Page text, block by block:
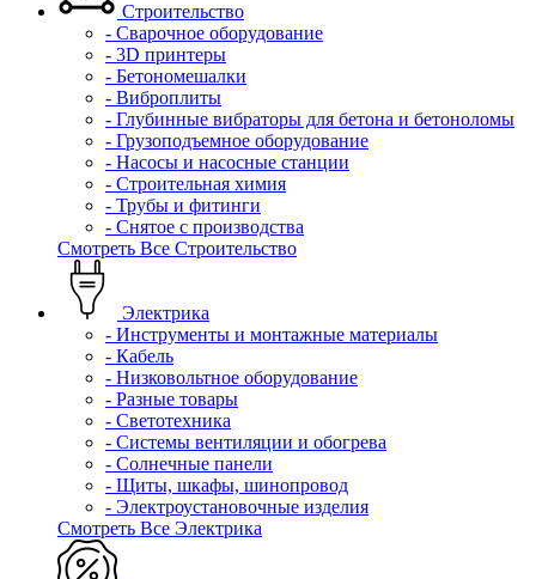
Строительство
- Сварочное оборудование
- 3D принтеры
- Бетономешалки
- Виброплиты
- Глубинные вибраторы для бетона и бетоноломы
- Грузоподъемное оборудование
- Насосы и насосные станции
- Строительная химия
- Трубы и фитинги
- Снятое с производства
Смотреть Все Строительство
Электрика
- Инструменты и монтажные материалы
- Кабель
- Низковольтное оборудование
- Разные товары
- Светотехника
- Системы вентиляции и обогрева
- Солнечные панели
- Щиты, шкафы, шинопровод
- Электроустановочные изделия
Смотреть Все Электрика